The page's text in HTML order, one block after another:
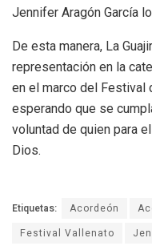
Jennifer Aragón García
De esta manera, La
representación en la
en el marco del Festival
esperando que se
voluntad de quien para
Dios.
Etiquetas: Acordeón
Festival Vallenato